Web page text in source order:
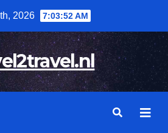
2026 7:03:54 AM